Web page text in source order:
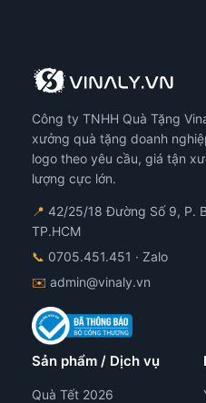
Công ty TNHH Quà Tặng
xưởng quà tặng doanh
logo theo yêu cầu, giá tận
lượng cực lớn.
📍 42/25/18 Đường Số 9, P.
TP.HCM
📞 0705.451.451 · Zalo
✉️ admin@vinaly.vn
Sản phẩm / Dịch vụ
Quà Tết 2026